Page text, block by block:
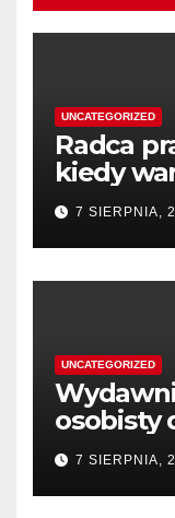
UNCATEGORIZED
Radca
kiedy
pomocy?
7 SIERPNIA,
UNCATEGORIZED
osobisty
7 SIERPNIA,